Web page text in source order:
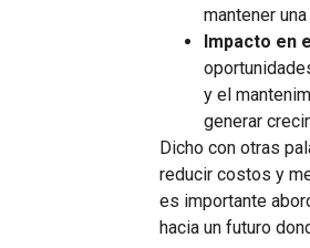
mantener
Impacto en
y el
generar
Dicho con otras
reducir costos y
es importante
hacia un futuro